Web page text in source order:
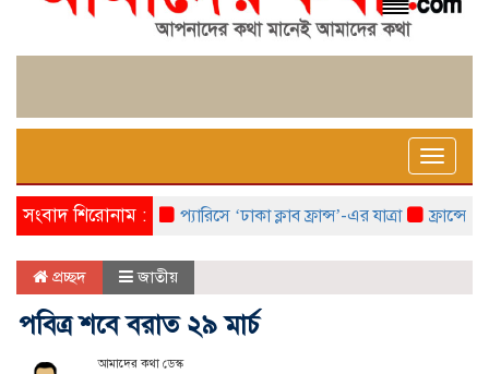
Toggle
সংবাদ শিরোনাম : প্যারিসে ‘ঢাকা ক্লাব ফ্রান্স’-এর যাত্রা ফ্রান্সে
প্রচ্ছদ জাতীয়
পবিত্র শবে বরাত ২৯ মার্চ
আমাদের কথা ডেস্ক